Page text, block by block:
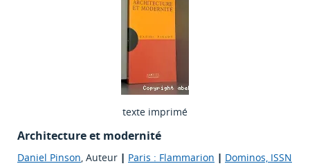
texte imprimé
Architecture et modernité
Daniel Pinson, Auteur | Paris : Flammarion | Dominos, ISSN